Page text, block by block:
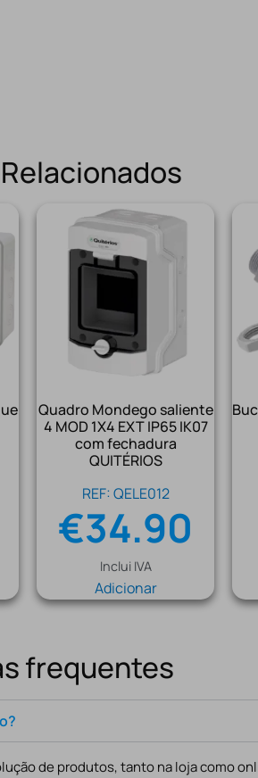
Quadro Mondego saliente
4 MOD 1X4 EXT IP65 IK07
com fechadura
QUITÉRIOS
REF: QELE012
€34.90
Inclui IVA
Adicionar
frequentes
de produtos, tanto na loja como